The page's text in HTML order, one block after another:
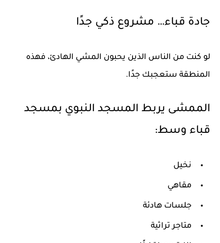
جادة قباء… مشروع ذكي جدًا
لو كنت من الناس الذين يحبون المشي الهادئ، فهذه
المنطقة ستعجبك جدًا.
الممشى يربط المسجد النبوي بمسجد
قباء وسط:
نخيل
مقاهي
جلسات هادئة
متاجر تراثية